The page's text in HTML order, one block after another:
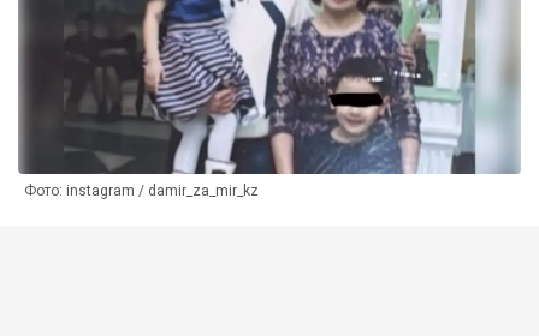
Фото: instagram / damir_za_mir_kz